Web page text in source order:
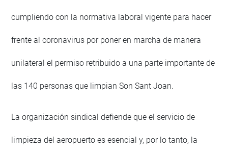
cumpliendo con la normativa laboral vigente para hacer
frente al coronavirus por poner en marcha de manera
unilateral el permiso retribuido a una parte importante de
las 140 personas que limpian Son Sant Joan.
La organización sindical defiende que el servicio de
limpieza del aeropuerto es esencial y, por lo tanto, la